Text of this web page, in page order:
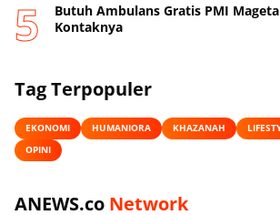
Butuh Ambulans Gratis PMI
Kontaknya
Tag Terpopuler
EKONOMI HUMANIORA KHAZANAH
OPINI
ANEWS.co Network